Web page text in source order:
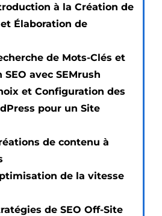
à la Création de
Élaboration de
de Mots-Clés et
avec SEMrush
et Configuration des
pour un Site
de contenu à
de la vitesse
de SEO Off-Site